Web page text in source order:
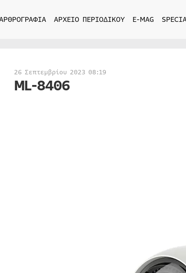
ΑΡΧΕΙΟ ΠΕΡΙΟΔΙΚΟΥ E-MAG
26 Σεπτεμβρίου 2023 08:19
ΜL-8406